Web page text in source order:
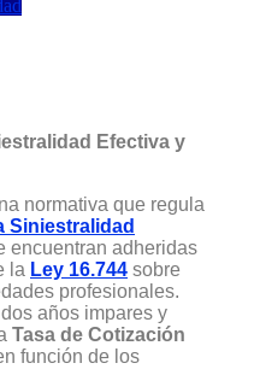
Efectiva y
normativa que regula
Siniestralidad
encuentran adheridas
la Ley 16.744 sobre
profesionales.
años impares y
Tasa de Cotización
función de los